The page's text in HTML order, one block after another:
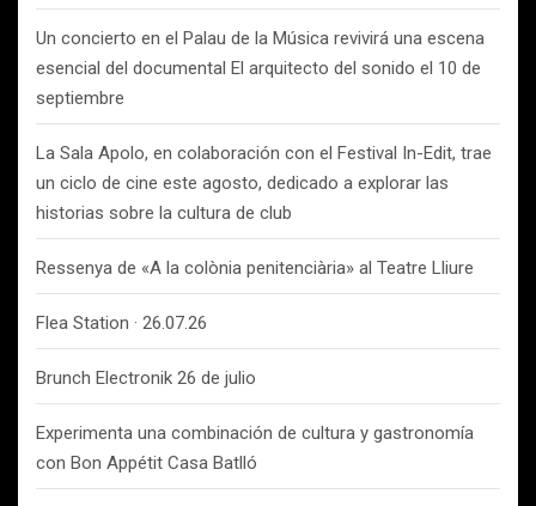
Un concierto en el Palau de la Música revivirá una escena
esencial del documental El arquitecto del sonido el 10 de
septiembre
La Sala Apolo, en colaboración con el Festival In-Edit, trae
un ciclo de cine este agosto, dedicado a explorar las
historias sobre la cultura de club
Ressenya de «A la colònia penitenciària» al Teatre Lliure
Flea Station · 26.07.26
Brunch Electronik 26 de julio
Experimenta una combinación de cultura y gastronomía
con Bon Appétit Casa Batlló